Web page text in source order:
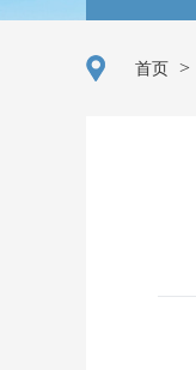
首页 >